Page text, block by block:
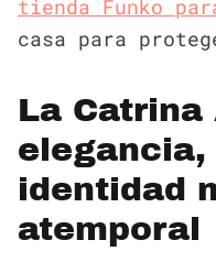
tienda Funko
casa para
La Catrina
identidad
atemporal